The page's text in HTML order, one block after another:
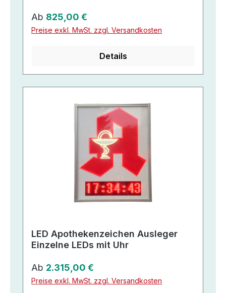
Regulärer Preis:
Ab 825,00 €
Preise exkl. MwSt. zzgl. Versandkosten
Details
LED Apothekenzeichen Ausleger
Einzelne LEDs mit Uhr
Regulärer Preis:
Ab 2.315,00 €
Preise exkl. MwSt. zzgl. Versandkosten